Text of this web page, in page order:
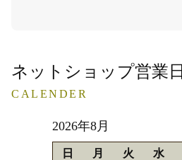
ネットショップ営業日
CALENDER
2026年8月
日 月 火 水